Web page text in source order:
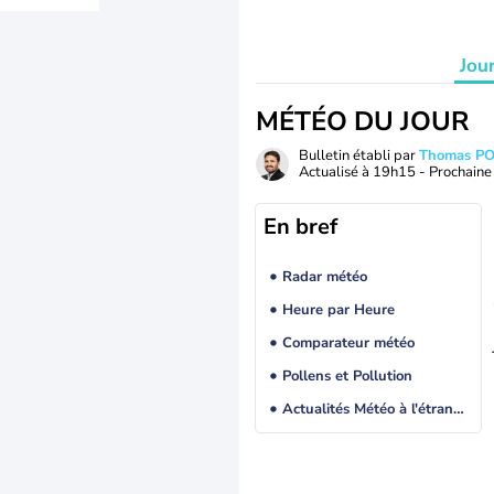
MÉTÉO DU JOUR
Bulletin établi parThomas
Actualisé à 19h15 -
En bref
Radar météo
Heure par Heure
Comparateur météo
Pollens et Pollution
Actualités Météo à l'étranger